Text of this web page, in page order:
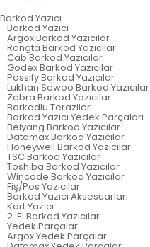
Barkod Yazıcı
Barkod Yazıcı
Argox Barkod Yazıcılar
Rongta Barkod Yazıcılar
Cab Barkod Yazıcılar
Godex Barkod Yazıcılar
Possify Barkod Yazıcılar
Lukhan Sewoo Barkod Yazıcılar
Zebra Barkod Yazıcılar
Barkodlu Teraziler
Barkod Yazıcı Yedek Parçaları
Beiyang Barkod Yazıcılar
Datamax Barkod Yazıcılar
Honeywell Barkod Yazıcılar
TSC Barkod Yazıcılar
Toshiba Barkod Yazıcılar
Wincode Barkod Yazıcılar
Fiş/Pos Yazıcılar
Barkod Yazıcı Aksesuarları
Kart Yazıcı
2. El Barkod Yazıcılar
Yedek Parçalar
Argox Yedek Parçalar